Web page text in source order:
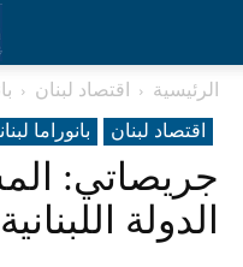
الرئيسية اقتصاد لبنان
اقتصاد لبنان
بانوراما
جريصاتي:
الدولة